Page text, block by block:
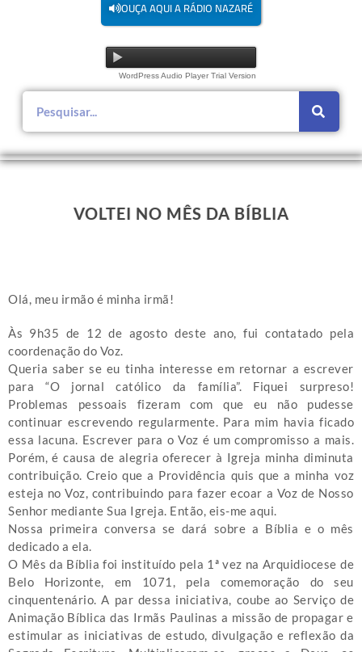
OUÇA AQUI A RÁDIO NAZARÉ
WordPress Audio Player Trial Version
VOLTEI NO MÊS DA BÍBLIA
Olá, meu irmão é minha irmã!
Às 9h35 de 12 de agosto deste ano, fui contatado pela
coordenação do Voz.
Queria saber se eu tinha interesse em retornar a escrever
para “O jornal católico da família”. Fiquei surpreso!
Problemas pessoais fizeram com que eu não pudesse
continuar escrevendo regularmente. Para mim havia ficado
essa lacuna. Escrever para o Voz é um compromisso a mais.
Porém, é causa de alegria oferecer à Igreja minha diminuta
contribuição. Creio que a Providência quis que a minha voz
esteja no Voz, contribuindo para fazer ecoar a Voz de Nosso
Senhor mediante Sua Igreja. Então, eis-me aqui.
Nossa primeira conversa se dará sobre a Bíblia e o mês
dedicado a ela.
O Mês da Bíblia foi instituído pela 1ª vez na Arquidiocese de
Belo Horizonte, em 1071, pela comemoração do seu
cinquentenário. A par dessa iniciativa, coube ao Serviço de
Animação Bíblica das Irmãs Paulinas a missão de propagar e
estimular as iniciativas de estudo, divulgação e reflexão da